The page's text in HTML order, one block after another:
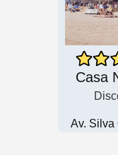
Casa
Av. Silva